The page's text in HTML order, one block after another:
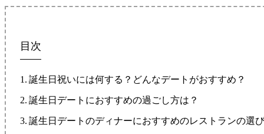
目次
誕生日祝いには何する？どんなデートがおすすめ？
誕生日デートにおすすめの過ごし方は？
誕生日デートのディナーにおすすめのレストランの選